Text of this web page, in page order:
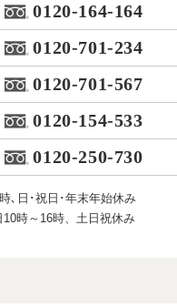
0120-164-164
0120-701-234
0120-701-567
0120-154-533
0120-250-730
､ 日･祝日･年末年始休み
10時～16時、土日祝休み